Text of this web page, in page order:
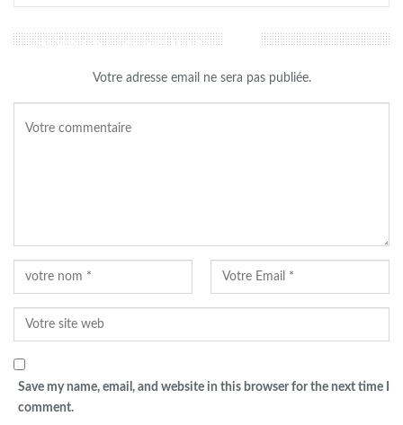
LAISSER UN COMMENTAIRE
Votre adresse email ne sera pas publiée.
Save my name, email, and website in this browser for the next time I
comment.